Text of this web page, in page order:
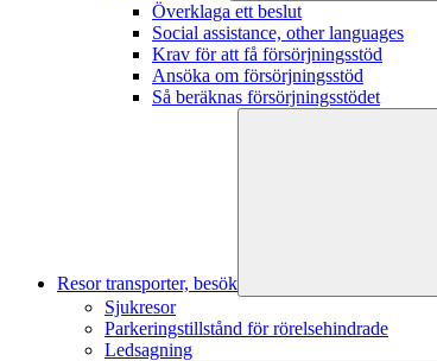
Överklaga ett beslut
Social assistance, other languages
Krav för att få försörjningsstöd
Ansöka om försörjningsstöd
Så beräknas försörjningsstödet
Resor transporter, besök
Sjukresor
Parkeringstillstånd för rörelsehindrade
Ledsagning